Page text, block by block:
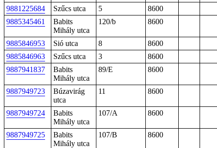
9881225684 Szűcs utca 5
8600
9885345461
Babits
Mihály utca
120/b 8600
9885846953 Sió utca 8
8600
9885846963
Szűcs utca 3
8600
9887941837
Babits
Mihály utca
89/E 8600
9887949723
Búzavirág
utca
11 8600
9887949724
Babits
Mihály utca
107/A 8600
9887949725
Babits
Mihály utca
107/B 8600